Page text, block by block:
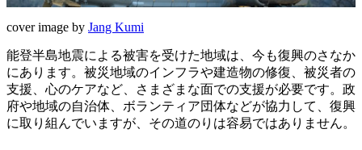
cover image by Jang Kumi
能登半島地震による被害を受けた地域は、今も復興のさなか
にあります。被災地域のインフラや建造物の修復、被災者の
支援、心のケアなど、さまざまな面での支援が必要です。政
府や地域の自治体、ボランティア団体などが協力して、復興
に取り組んでいますが、その道のりは容易ではありません。